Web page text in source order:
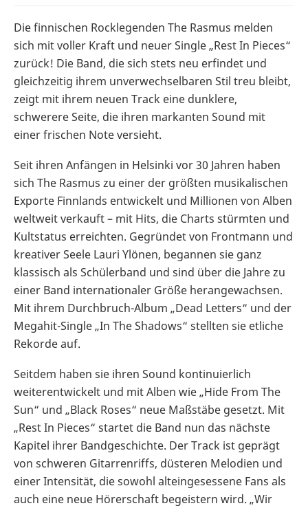
Die finnischen Rocklegenden The Rasmus melden
sich mit voller Kraft und neuer Single „Rest In Pieces“
zurück! Die Band, die sich stets neu erfindet und
gleichzeitig ihrem unverwechselbaren Stil treu bleibt,
zeigt mit ihrem neuen Track eine dunklere,
schwerere Seite, die ihren markanten Sound mit
einer frischen Note versieht.
Seit ihren Anfängen in Helsinki vor 30 Jahren haben
sich The Rasmus zu einer der größten musikalischen
Exporte Finnlands entwickelt und Millionen von Alben
weltweit verkauft – mit Hits, die Charts stürmten und
Kultstatus erreichten. Gegründet von Frontmann und
kreativer Seele Lauri Ylönen, begannen sie ganz
klassisch als Schülerband und sind über die Jahre zu
einer Band internationaler Größe herangewachsen.
Mit ihrem Durchbruch-Album „Dead Letters“ und der
Megahit-Single „In The Shadows“ stellten sie etliche
Rekorde auf.
Seitdem haben sie ihren Sound kontinuierlich
weiterentwickelt und mit Alben wie „Hide From The
Sun“ und „Black Roses“ neue Maßstäbe gesetzt. Mit
„Rest In Pieces“ startet die Band nun das nächste
Kapitel ihrer Bandgeschichte. Der Track ist geprägt
von schweren Gitarrenriffs, düsteren Melodien und
einer Intensität, die sowohl alteingesessene Fans als
auch eine neue Hörerschaft begeistern wird. „Wir